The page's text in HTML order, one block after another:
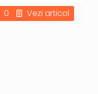
0 Vezi articol